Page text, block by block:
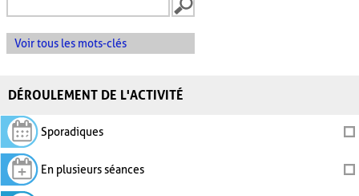
Voir tous les mots-clés
DÉROULEMENT DE L'ACTIVITÉ
Sporadiques
En plusieurs séances